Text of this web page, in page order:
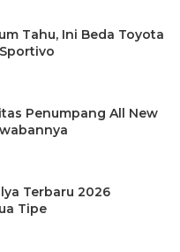
Tahu, Ini Beda Toyota
Penumpang All New
Terbaru 2026
Tipe